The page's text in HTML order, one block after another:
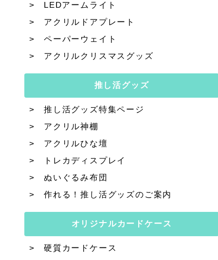
LEDアームライト
アクリルドアプレート
ペーパーウェイト
アクリルクリスマスグッズ
推し活グッズ
推し活グッズ特集ページ
アクリル神棚
アクリルひな壇
トレカディスプレイ
ぬいぐるみ布団
作れる！推し活グッズのご案内
オリジナルカードケース
硬質カードケース